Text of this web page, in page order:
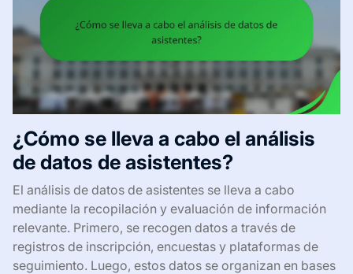
¿Cómo se lleva a cabo el análisis
de datos de asistentes?
El análisis de datos de asistentes se lleva a cabo
mediante la recopilación y evaluación de información
relevante. Primero, se recogen datos a través de
registros de inscripción, encuestas y plataformas de
seguimiento. Luego, estos datos se organizan en bases